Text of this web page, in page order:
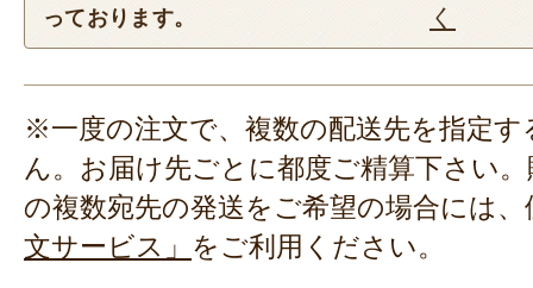
っております。
く
※一度の注文で、複数の配送先を指定
ん。お届け先ごとに都度ご精算下さい
の複数宛先の発送をご希望の場合には、
文サービス」 をご利用ください。